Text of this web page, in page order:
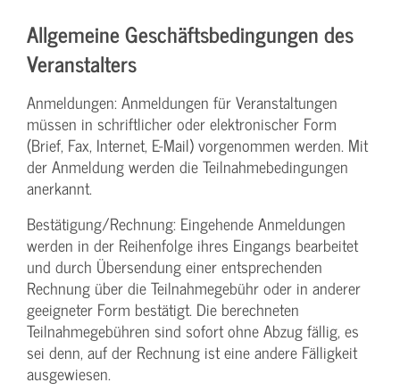
Allgemeine Geschäftsbedingungen des
Veranstalters
Anmeldungen: Anmeldungen für Veranstaltungen
müssen in schriftlicher oder elektronischer Form
(Brief, Fax, Internet, E-Mail) vorgenommen werden. Mit
der Anmeldung werden die Teilnahme­bedingungen
anerkannt.
Bestätigung­/Rechnung: Eingehende Anmeldungen
werden in der Reihenfolge ihres Eingangs bearbeitet
und durch Übersendung einer entsprechenden
Rechnung über die Teilnahmegebühr oder in anderer
geeigneter Form bestätigt. Die berechneten
Teilnahmegebühren sind sofort ohne Abzug fällig, es
sei denn, auf der Rechnung ist eine andere Fälligkeit
ausgewiesen.